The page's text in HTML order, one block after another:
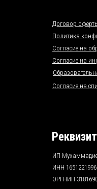
ИП
ИНН
ОРГНИП
Политика
Согласие на
Договор
Согласие на
Согласие на